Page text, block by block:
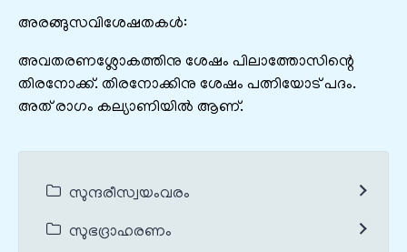
അരങ്ങുസവിശേഷതകൾ:
അവതരണശ്ലോകത്തിനു ശേഷം പിലാത്തോസിന്റെ
തിരനോക്ക്. തിരനോക്കിനു ശേഷം പത്നിയോട് പദം.
അത് രാഗം കല്യാണിയിൽ ആണ്.
സുന്ദരീസ്വയംവരം
സുഭദ്രാഹരണം